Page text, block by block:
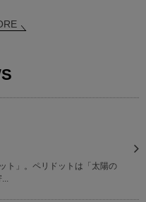
ト」。ペリドットは「太陽の